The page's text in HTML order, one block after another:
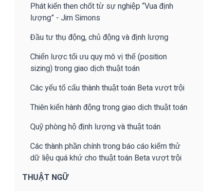
Phát kiến then chốt từ sự nghiệp “Vua định
lượng” - Jim Simons
Đầu tư thụ động, chủ động và định lượng
Chiến lược tối ưu quy mô vị thế (position
sizing) trong giao dịch thuật toán
Các yếu tố cấu thành thuật toán Beta vượt trội
Thiên kiến hành động trong giao dịch thuật toán
Quỹ phòng hộ định lượng và thuật toán
Các thành phần chính trong báo cáo kiểm thử
dữ liệu quá khứ cho thuật toán Beta vượt trội
THUẬT NGỮ